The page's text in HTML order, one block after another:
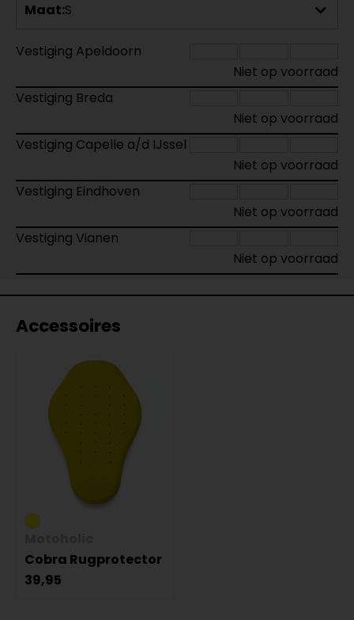
Maat:S
Vestiging Apeldoorn
Niet op voorraad
Vestiging Breda
Niet op voorraad
Vestiging Capelle a/d IJssel
Niet op voorraad
Vestiging Eindhoven
Niet op voorraad
Vestiging Vianen
Niet op voorraad
Accessoires
Cobra Rugprotector
39,95